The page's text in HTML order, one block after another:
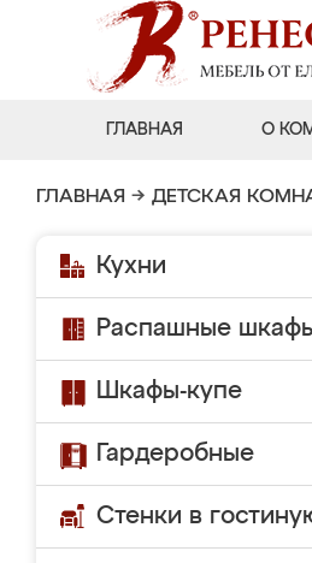
ГЛАВНАЯ О
ГЛАВНАЯ → ДЕТСКАЯ
Кухни
Распашные
Шкафы-купе
Гардеробные
Стенки в